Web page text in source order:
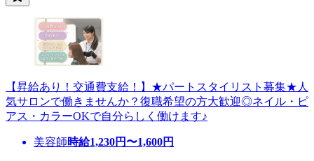
【昇給あり！交通費支給！】★パートスタイリスト募集★人
気サロンで働きませんか？復職希望の方大歓迎◎ネイル・ピ
アス・カラーOKで自分らしく働けます♪
美容師時給1,230円〜1,600円